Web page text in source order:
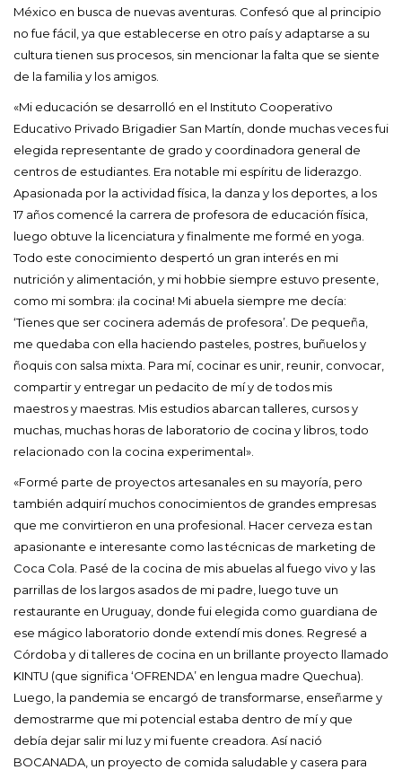
México en busca de nuevas aventuras. Confesó que al principio
no fue fácil, ya que establecerse en otro país y adaptarse a su
cultura tienen sus procesos, sin mencionar la falta que se siente
de la familia y los amigos.
«Mi educación se desarrolló en el Instituto Cooperativo
Educativo Privado Brigadier San Martín, donde muchas veces fui
elegida representante de grado y coordinadora general de
centros de estudiantes. Era notable mi espíritu de liderazgo.
Apasionada por la actividad física, la danza y los deportes, a los
17 años comencé la carrera de profesora de educación física,
luego obtuve la licenciatura y finalmente me formé en yoga.
Todo este conocimiento despertó un gran interés en mi
nutrición y alimentación, y mi hobbie siempre estuvo presente,
como mi sombra: ¡la cocina! Mi abuela siempre me decía:
‘Tienes que ser cocinera además de profesora’. De pequeña,
me quedaba con ella haciendo pasteles, postres, buñuelos y
ñoquis con salsa mixta. Para mí, cocinar es unir, reunir, convocar,
compartir y entregar un pedacito de mí y de todos mis
maestros y maestras. Mis estudios abarcan talleres, cursos y
muchas, muchas horas de laboratorio de cocina y libros, todo
relacionado con la cocina experimental».
«Formé parte de proyectos artesanales en su mayoría, pero
también adquirí muchos conocimientos de grandes empresas
que me convirtieron en una profesional. Hacer cerveza es tan
apasionante e interesante como las técnicas de marketing de
Coca Cola. Pasé de la cocina de mis abuelas al fuego vivo y las
parrillas de los largos asados de mi padre, luego tuve un
restaurante en Uruguay, donde fui elegida como guardiana de
ese mágico laboratorio donde extendí mis dones. Regresé a
Córdoba y di talleres de cocina en un brillante proyecto llamado
KINTU (que significa ‘OFRENDA’ en lengua madre Quechua).
Luego, la pandemia se encargó de transformarse, enseñarme y
demostrarme que mi potencial estaba dentro de mí y que
debía dejar salir mi luz y mi fuente creadora. Así nació
BOCANADA, un proyecto de comida saludable y casera para